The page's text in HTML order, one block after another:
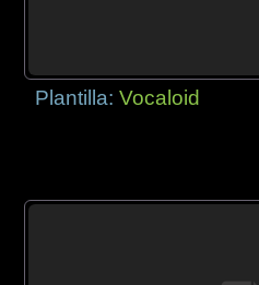
Plantilla:Vocaloid